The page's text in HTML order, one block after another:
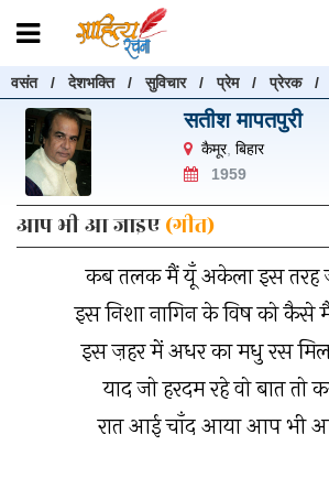
वसंत/देशभक्ति/सुविचार/प्रेम/प्रेरक
सतीश मापतपुरी
कैमूर, बिहार
1959
आप भी आ जाइए(गीत)
कब तलक मैं यूँ अकेला इस तरह
इस निशा नागिन के विष को कैसे
इस ज़हर में अधर का मधु रस
याद जो हरदम रहे वो बात तो
रात आई चाँद आया आप भी आ
रचनाएँ खोजें
रचनाएँ खोजने के लिए नीचे दी गई बॉक्स में
"खोजें" बटन पर क्लिक करें
खोजें